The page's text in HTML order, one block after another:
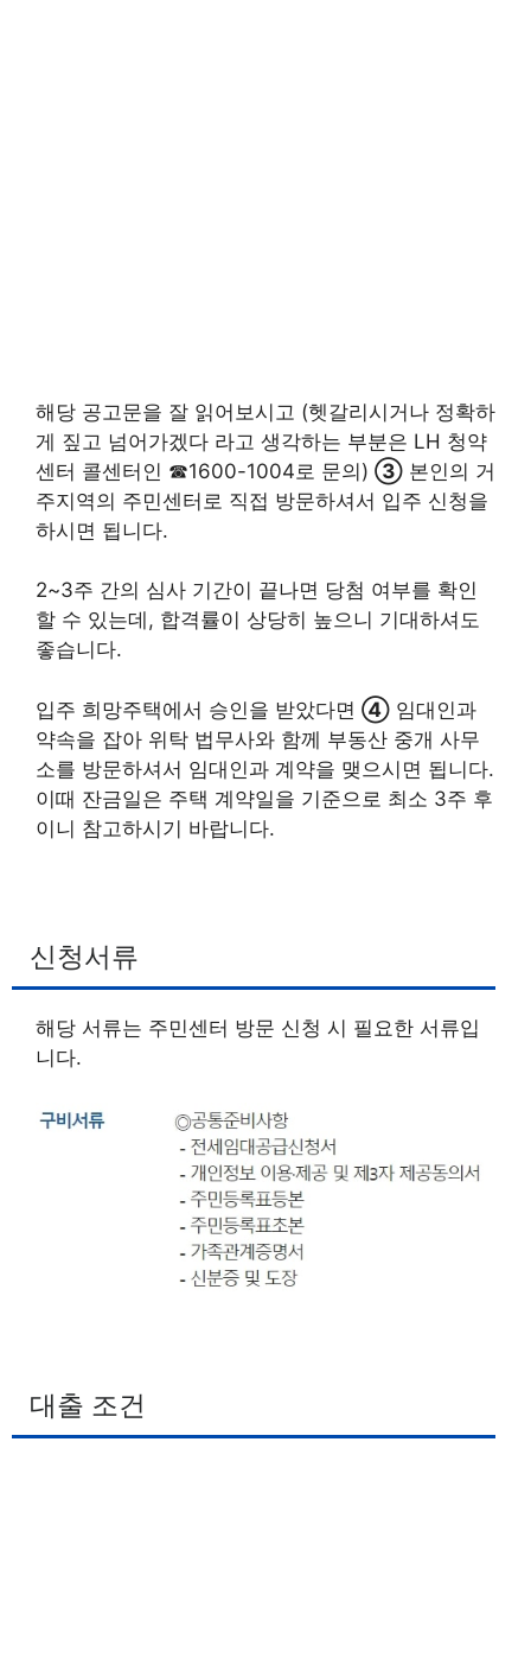
해당 공고문을 잘 읽어보시고 (헷갈리시거나 정확하
게 짚고 넘어가겠다 라고 생각하는 부분은 LH 청약
센터 콜센터인 ☎1600-1004로 문의) ③ 본인의 거
주지역의 주민센터로 직접 방문하셔서 입주 신청을
하시면 됩니다.
2~3주 간의 심사 기간이 끝나면 당첨 여부를 확인
할 수 있는데, 합격률이 상당히 높으니 기대하셔도
좋습니다.
입주 희망주택에서 승인을 받았다면 ④ 임대인과
약속을 잡아 위탁 법무사와 함께 부동산 중개 사무
소를 방문하셔서 임대인과 계약을 맺으시면 됩니다.
이때 잔금일은 주택 계약일을 기준으로 최소 3주 후
이니 참고하시기 바랍니다.
신청서류
해당 서류는 주민센터 방문 신청 시 필요한 서류입
니다.
대출 조건